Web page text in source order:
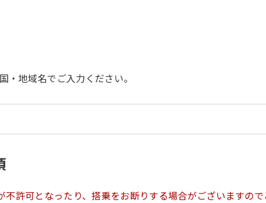
・地域名でご入力ください。
許可となったり、搭乗をお断りする場合がございますので